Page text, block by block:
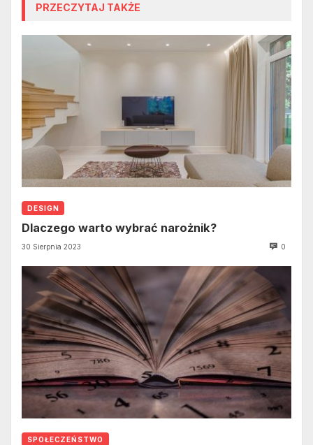
PRZECZYTAJ TAKŻE
DESIGN
Dlaczego warto wybrać narożnik?
30 Sierpnia 2023 0
SPOŁECZEŃSTWO